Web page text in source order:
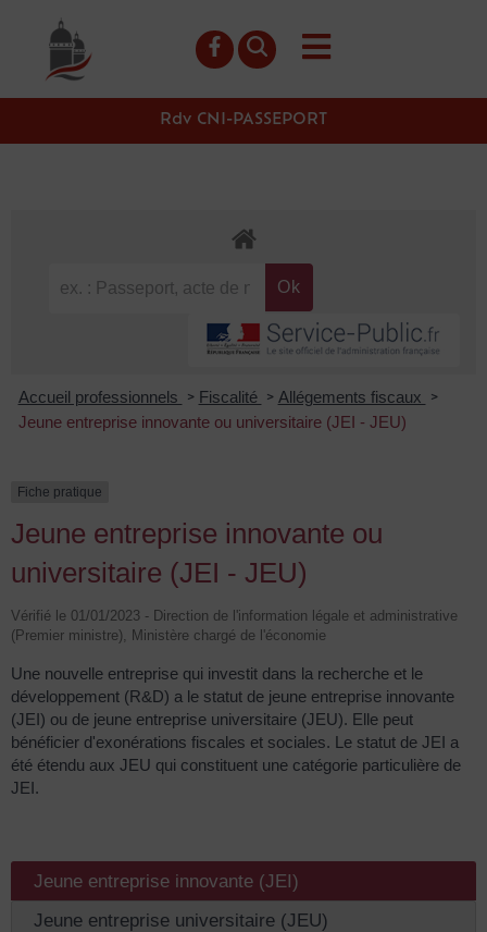
principal
Rdv CNI-PASSEPORT
Accueil professionnels > Fiscalité > Allégements fiscaux >
Jeune entreprise innovante ou universitaire (JEI - JEU)
Fiche pratique
Jeune entreprise innovante ou
universitaire (JEI - JEU)
Vérifié le 01/01/2023 - Direction de l'information légale et administrative
(Premier ministre), Ministère chargé de l'économie
Une nouvelle entreprise qui investit dans la recherche et le
développement (R&D) a le statut de jeune entreprise innovante
(JEI) ou de jeune entreprise universitaire (JEU). Elle peut
bénéficier d'exonérations fiscales et sociales. Le statut de JEI a
été étendu aux JEU qui constituent une catégorie particulière de
JEI.
Jeune entreprise innovante (JEI)
Jeune entreprise universitaire (JEU)